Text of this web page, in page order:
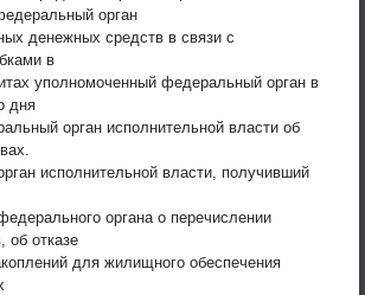
орган
денежных средств в связи с
в
уполномоченный федеральный орган в
дня
орган исполнительной власти об
исполнительной власти, получивший
органа о перечислении
об отказе
для жилищного обеспечения